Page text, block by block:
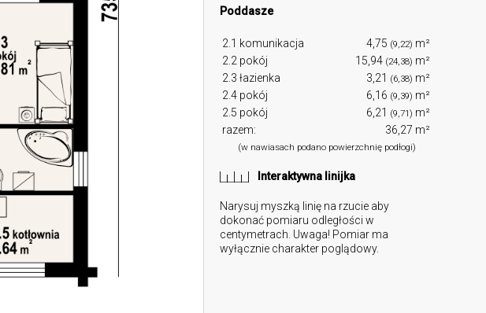
Poddasze
2.1 komunikacja 4,75 (9,22) m²
2.2 pokój
15,94 (24,38) m²
2.3 łazienka
3,21 (6,38) m²
2.4 pokój
6,16 (9,39) m²
2.5 pokój
6,21 (9,71) m²
razem:
36,27 m²
(w nawiasach podano powierzchnię podłogi)
Interaktywna linijka
Narysuj myszką linię na rzucie aby
dokonać pomiaru odległości w
centymetrach. Uwaga! Pomiar ma
wyłącznie charakter poglądowy.